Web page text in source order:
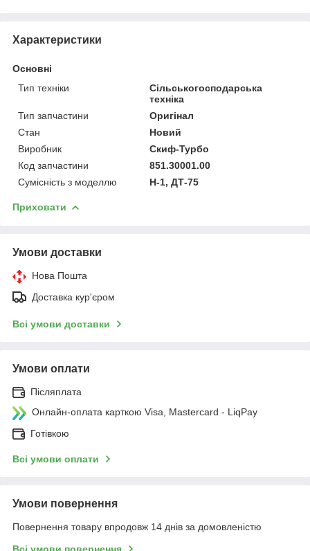
Характеристики
Основні
Тип техніки
Сільськогосподарська
техніка
Тип запчастини
Оригінал
Стан
Новий
Виробник
Скиф-Турбо
Код запчастини
851.30001.00
Сумісність з моделлю
H-1, ДТ-75
Приховати
Умови доставки
Нова Пошта
Доставка кур'єром
Всі умови доставки
Умови оплати
Післяплата
Онлайн-оплата карткою Visa, Mastercard - LiqPay
Готівкою
Всі умови оплати
Умови повернення
Повернення товару впродовж 14 днів за домовленістю
Всі умови повернення